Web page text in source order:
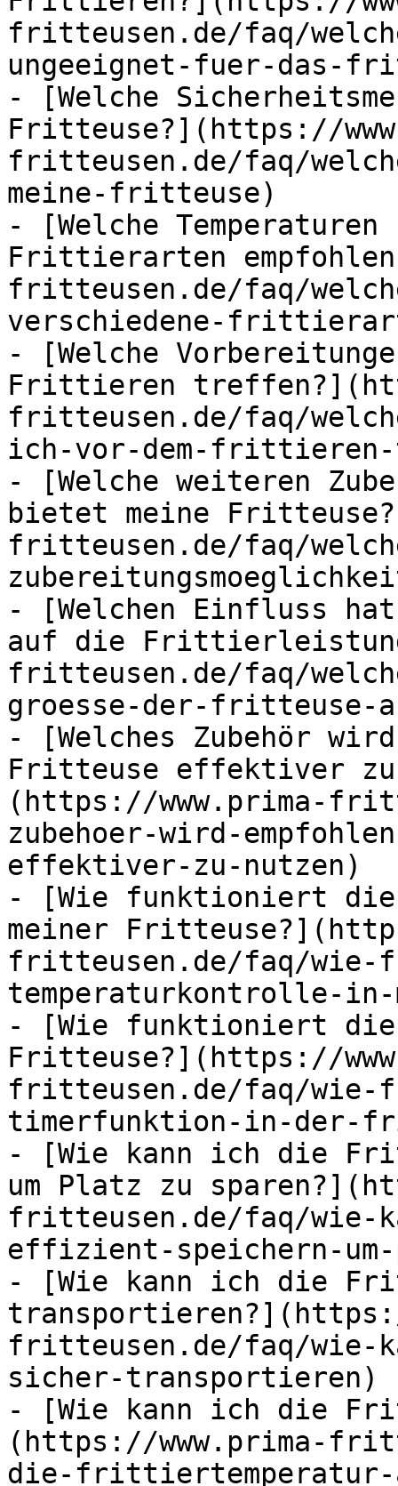
fritteusen.de/faq/
ungeeignet-fuer-das-
- [Welche
Fritteuse?](https://
fritteusen.de/faq/
meine-fritteuse)
- [Welche
Frittierarten
fritteusen.de/faq/
verschiedene-
- [Welche
Frittieren
fritteusen.de/faq/
ich-vor-dem-
- [Welche weiteren
bietet meine
fritteusen.de/faq/
- [Welchen Einfluss
auf die
fritteusen.de/faq/
groesse-der-
- [Welches Zubehör
Fritteuse effektiver zu
(https://www.prima-
zubehoer-wird-
effektiver-zu-nutzen)
- [Wie funktioniert die
meiner
fritteusen.de/faq/
temperaturkontrolle-
- [Wie funktioniert
Fritteuse?](https://
fritteusen.de/faq/
timerfunktion-in-der-
- [Wie kann ich die
um Platz zu
fritteusen.de/faq/wie-
effizient-speichern-
- [Wie kann ich die
fritteusen.de/faq/wie-
sicher-transportieren)
- [Wie kann ich die
(https://www.prima-
die-frittiertemperatur-